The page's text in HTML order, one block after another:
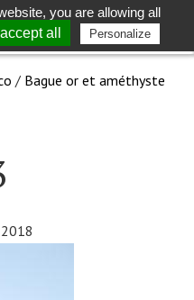
Toggle
search
/ Bague or et améthyste
you are allowing all
all Personalize